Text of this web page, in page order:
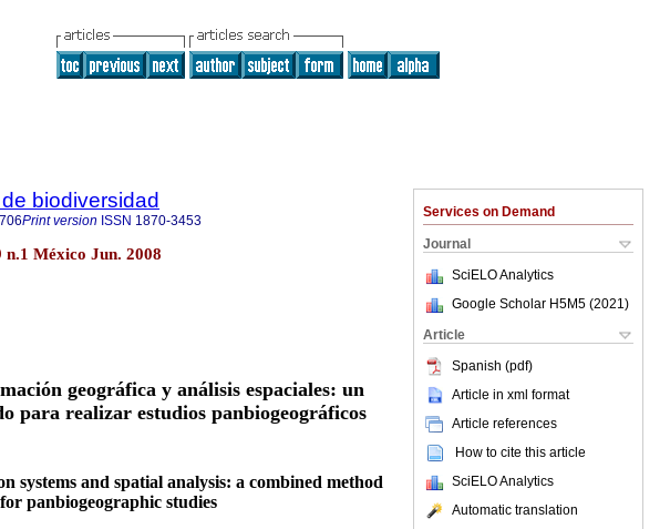
Services on Demand
Journal
SciELO Analytics
Google Scholar H5M5 (2021 )
Article
Spanish (pdf)
Article in xml format
Article references
How to cite this article
SciELO Analytics
Automatic translation
biodiversidad
Print version ISSN 1870-3453
México Jun. 2008
geográfica y análisis espaciales: un
para realizar estudios panbiogeográficos
systems and spatial analysis: a combined method
for panbiogeographic studies